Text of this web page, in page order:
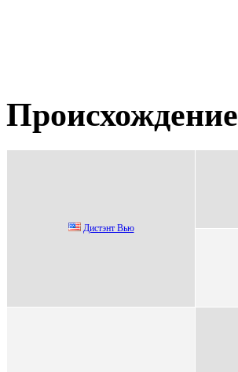
Происхождение
Диcтэнт Вью